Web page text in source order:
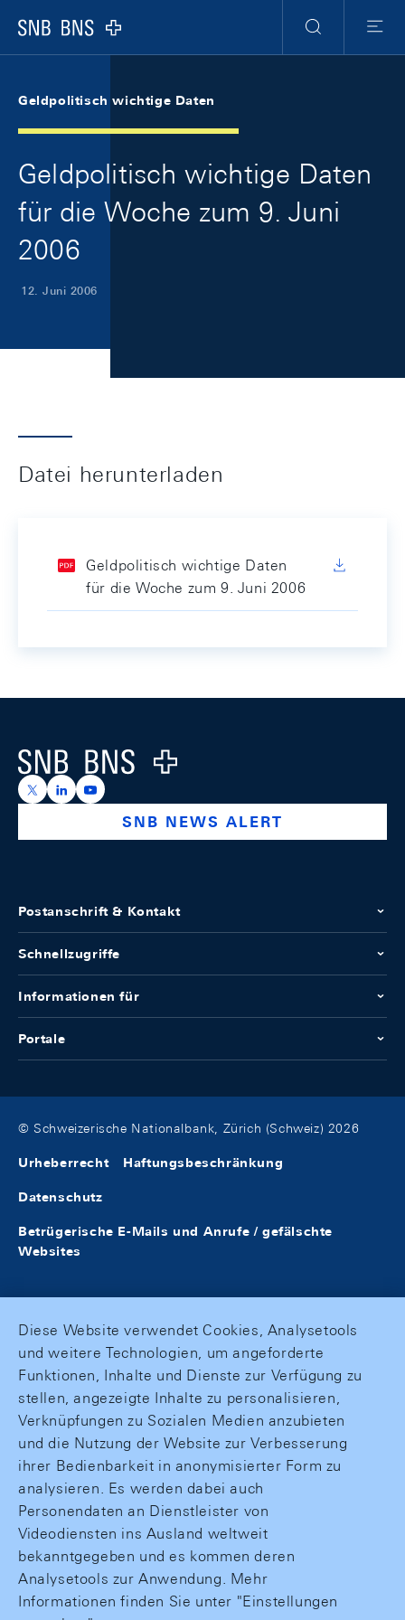
Logo
Suche
Menu
Geldpolitisch wichtige Daten
Geldpolitisch wichtige Daten
für die Woche zum 9. Juni
2006
12. Juni 2006
Datei herunterladen
Geldpolitisch wichtige Daten
für die Woche zum 9. Juni 2006
Logo
https://x.com/snb_bns
https://ch.linkedin.com/company/swiss-national-
https://www.youtube.com/@swissnationalbank
SNB NEWS ALERT
Postanschrift & Kontakt
Schnellzugriffe
Informationen für
Portale
© Schweizerische Nationalbank, Zürich (Schweiz) 2026
Urheberrecht Haftungsbeschränkung
Datenschutz
Betrügerische E-Mails und Anrufe / gefälschte
Websites
Diese Website verwendet Cookies, Analysetools
und weitere Technologien, um angeforderte
Funktionen, Inhalte und Dienste zur Verfügung zu
stellen, angezeigte Inhalte zu personalisieren,
Verknüpfungen zu Sozialen Medien anzubieten
und die Nutzung der Website zur Verbesserung
ihrer Bedienbarkeit in anonymisierter Form zu
analysieren. Es werden dabei auch
Personendaten an Dienstleister von
Videodiensten ins Ausland weltweit
bekanntgegeben und es kommen deren
Analysetools zur Anwendung. Mehr
Informationen finden Sie unter "Einstellungen